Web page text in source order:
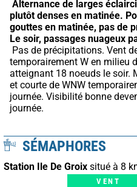
Alternance de larges
plutôt denses en matinée.
gouttes en matinée, pas de
Le soir, passages nuageux
temporairement W en milieu
atteignant 18 noeuds le soir.
et courte de WNW
journée. Visibilité bonne
journée.
SÉMAPHORES
Station Ile De Groix situé à 8
VENT